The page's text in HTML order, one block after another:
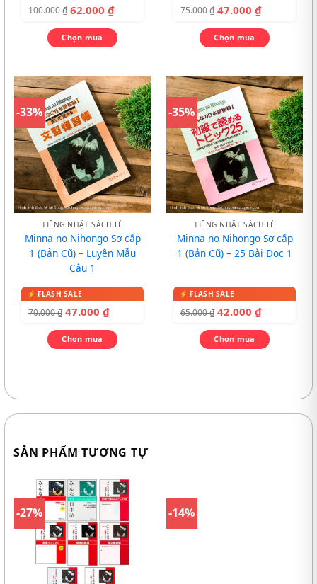
100.000₫ 62.000 ₫
Chọn mua
75.000₫ 47.000 ₫
Chọn mua
-33%
TIẾNG NHẬT SÁCH LẺ
Minna no Nihongo Sơ cấp
1 (Bản Cũ) – Luyện Mẫu
Câu 1
70.000₫ 47.000 ₫
Chọn mua
-35%
TIẾNG NHẬT SÁCH LẺ
Minna no Nihongo Sơ cấp
1 (Bản Cũ) – 25 Bài Đọc 1
65.000₫ 42.000 ₫
Chọn mua
SẢN PHẨM TƯƠNG TỰ
-27% -14%